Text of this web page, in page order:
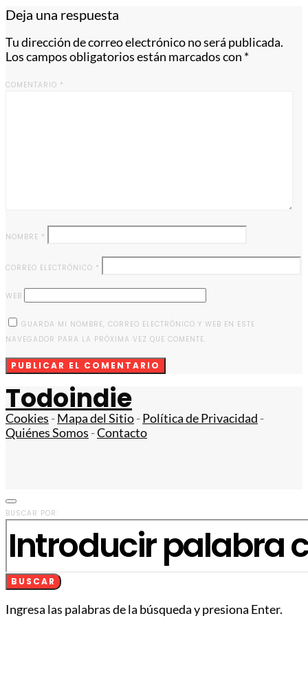
Deja una respuesta
Tu dirección de correo electrónico no será publicada.
Los campos obligatorios están marcados con *
COMENTARIO *
NOMBRE *
CORREO ELECTRÓNICO *
WEB
GUARDA MI NOMBRE, CORREO ELECTRÓNICO Y WEB EN ESTE
NAVEGADOR PARA LA PRÓXIMA VEZ QUE COMENTE.
Todoindie
Cookies -Mapa del Sitio-Política de Privacidad -
Quiénes Somos -Contacto
BUSCAR POR:
BUSCAR
Ingresa las palabras de la búsqueda y presiona Enter.